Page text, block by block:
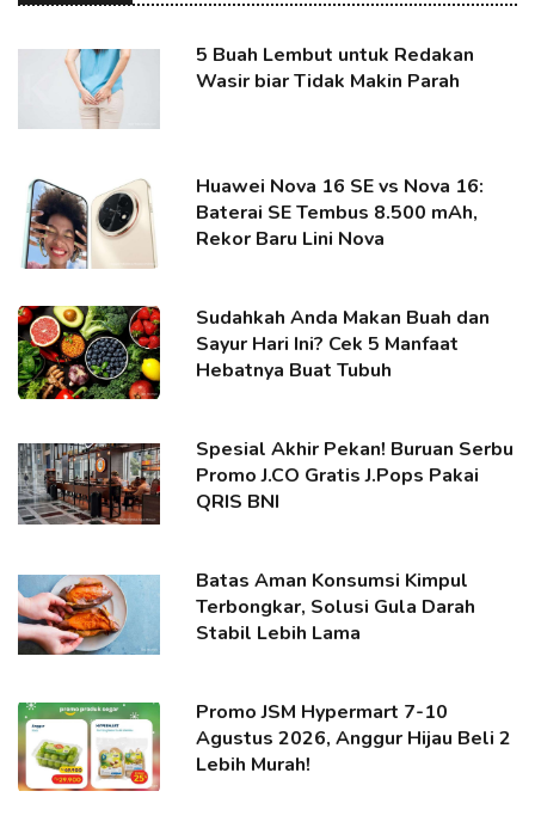
5 Buah Lembut untuk Redakan
Wasir biar Tidak Makin Parah
Huawei Nova 16 SE vs Nova 16:
Baterai SE Tembus 8.500 mAh,
Rekor Baru Lini Nova
Sudahkah Anda Makan Buah dan
Sayur Hari Ini? Cek 5 Manfaat
Hebatnya Buat Tubuh
Spesial Akhir Pekan! Buruan Serbu
Promo J.CO Gratis J.Pops Pakai
QRIS BNI
Batas Aman Konsumsi Kimpul
Terbongkar, Solusi Gula Darah
Stabil Lebih Lama
Promo JSM Hypermart 7-10
Agustus 2026, Anggur Hijau Beli 2
Lebih Murah!